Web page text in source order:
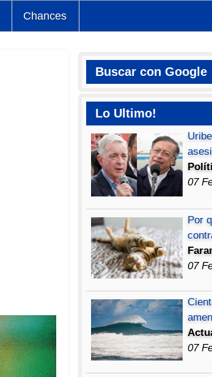
Chances
Buscar con Google
Lo Ultimo!
07
Por
07
07